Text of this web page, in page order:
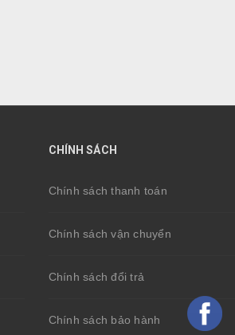
CHÍNH SÁCH
Chính sách thanh toán
Chính sách vận chuyển
Chính sách đổi trả
Chính sách bảo hành